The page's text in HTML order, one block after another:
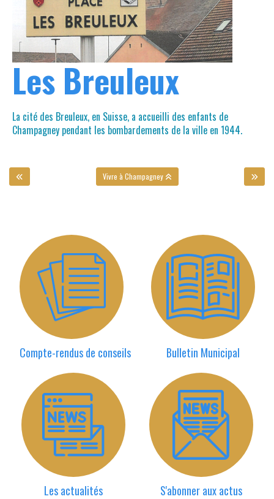
Les Breuleux
La cité des Breuleux, en Suisse, a accueilli des enfants de
Champagney pendant les bombardements de la ville en 1944.
Vivre à Champagney
Compte-rendus de conseils Bulletin Municipal
Les actualités S'abonner aux actus